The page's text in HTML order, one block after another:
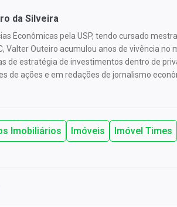
da Silveira
Econômicas pela USP, tendo cursado
Valter Outeiro acumulou anos de vivência
de estratégia de investimentos dentro de
de ações e em redações de jornalismo
Imobiliários Imóveis Imóvel Times